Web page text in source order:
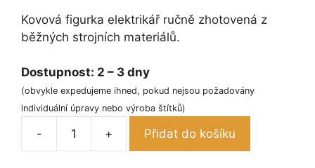
Kovová figurka elektrikář ručně zhotovená z
běžných strojních materiálů.
Dostupnost: 2 – 3 dny
(obvykle expedujeme ihned, pokud nejsou požadovány
individuální úpravy nebo výroba štítků)
-
Kovová
+ Přidat do košíku